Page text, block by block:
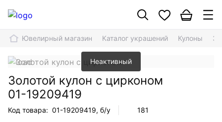
Ювелирный магазин Каталог украшений Кулоны
Неактивный
Золотой кулон с цирконом
01-19209419
Код товара: 01-19209419, б/у 181